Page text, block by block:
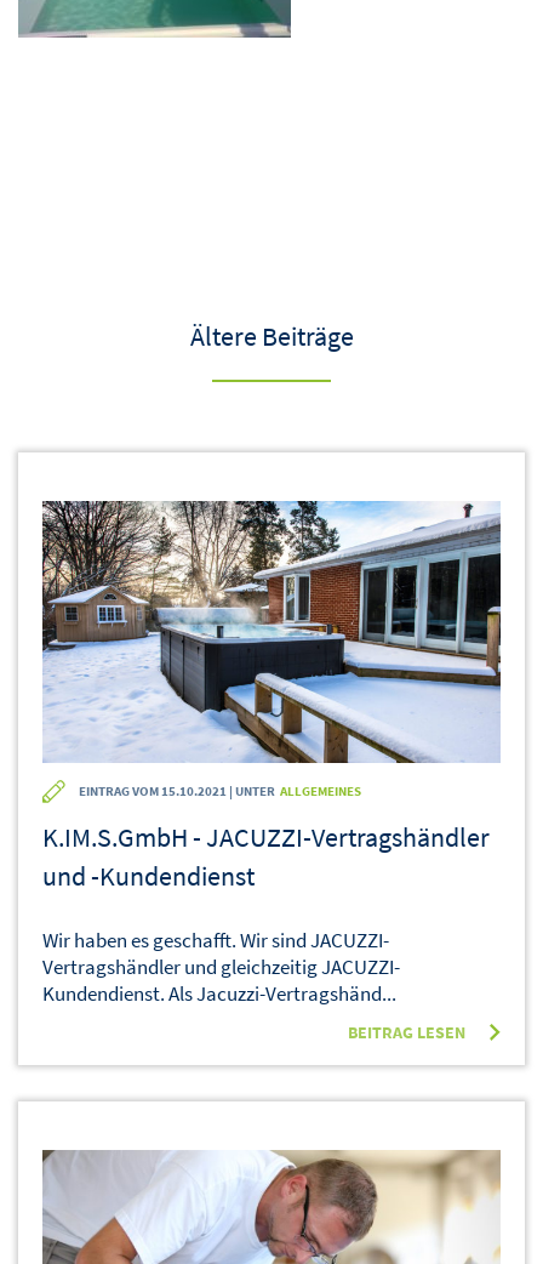
Ältere Beiträge
EINTRAG VOM 15.10.2021 | UNTER ALLGEMEINES
K.IM.S.GmbH - JACUZZI-Vertragshändler
und -Kundendienst
Wir haben es geschafft. Wir sind JACUZZI-
Vertragshändler und gleichzeitig JACUZZI-
Kundendienst. Als Jacuzzi-Vertragshänd...
BEITRAG LESEN